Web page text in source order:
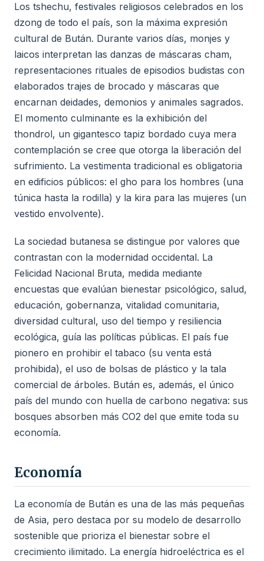
Los tshechu, festivales religiosos celebrados en los
dzong de todo el país, son la máxima expresión
cultural de Bután. Durante varios días, monjes y
laicos interpretan las danzas de máscaras cham,
representaciones rituales de episodios budistas con
elaborados trajes de brocado y máscaras que
encarnan deidades, demonios y animales sagrados.
El momento culminante es la exhibición del
thondrol, un gigantesco tapiz bordado cuya mera
contemplación se cree que otorga la liberación del
sufrimiento. La vestimenta tradicional es obligatoria
en edificios públicos: el gho para los hombres (una
túnica hasta la rodilla) y la kira para las mujeres (un
vestido envolvente).
La sociedad butanesa se distingue por valores que
contrastan con la modernidad occidental. La
Felicidad Nacional Bruta, medida mediante
encuestas que evalúan bienestar psicológico, salud,
educación, gobernanza, vitalidad comunitaria,
diversidad cultural, uso del tiempo y resiliencia
ecológica, guía las políticas públicas. El país fue
pionero en prohibir el tabaco (su venta está
prohibida), el uso de bolsas de plástico y la tala
comercial de árboles. Bután es, además, el único
país del mundo con huella de carbono negativa: sus
bosques absorben más CO2 del que emite toda su
economía.
Economía
La economía de Bután es una de las más pequeñas
de Asia, pero destaca por su modelo de desarrollo
sostenible que prioriza el bienestar sobre el
crecimiento ilimitado. La energía hidroeléctrica es el